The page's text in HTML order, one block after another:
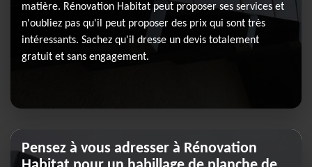
matière. Rénovation Habitat peut proposer ses services et
n'oubliez pas qu'il peut proposer des prix qui sont très
intéressants. Sachez qu'il dresse un devis totalement
gratuit et sans engagement.
Pensez à vous adresser à Rénovation